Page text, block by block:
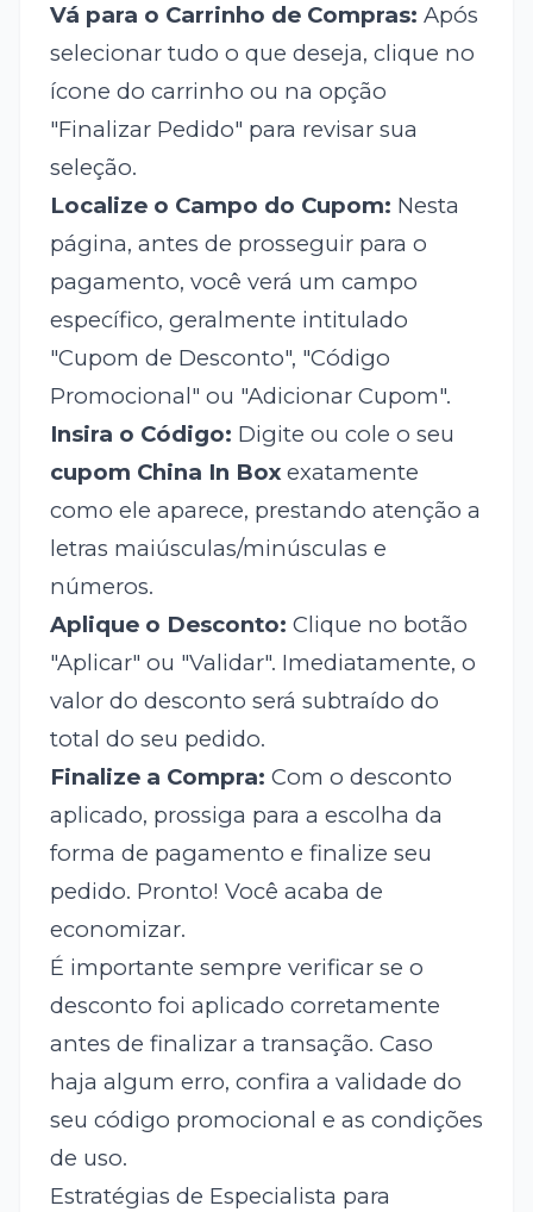
Vá para o Carrinho de Compras: Após
selecionar tudo o que deseja, clique no
ícone do carrinho ou na opção
"Finalizar Pedido" para revisar sua
seleção.
Localize o Campo do Cupom: Nesta
página, antes de prosseguir para o
pagamento, você verá um campo
específico, geralmente intitulado
"Cupom de Desconto", "Código
Promocional" ou "Adicionar Cupom".
Insira o Código: Digite ou cole o seu
cupom China In Boxexatamente
como ele aparece, prestando atenção a
letras maiúsculas/minúsculas e
números.
Aplique o Desconto: Clique no botão
"Aplicar" ou "Validar". Imediatamente, o
valor do desconto será subtraído do
total do seu pedido.
Finalize a Compra: Com o desconto
aplicado, prossiga para a escolha da
forma de pagamento e finalize seu
pedido. Pronto! Você acaba de
economizar.
É importante sempre verificar se o
desconto foi aplicado corretamente
antes de finalizar a transação. Caso
haja algum erro, confira a validade do
seu código promocional e as condições
de uso.
Estratégias de Especialista para